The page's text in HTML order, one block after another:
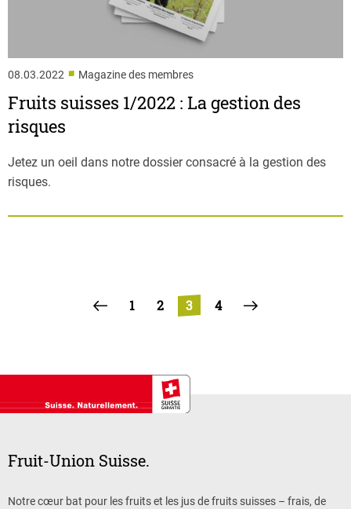
08.03.2022 ■ Magazine des membres
Fruits suisses 1/2022 : La gestion des
risques
Jetez un oeil dans notre dossier consacré à la gestion des
risques.
1 2 3 4
Fruit-Union Suisse.
Notre cœur bat pour les fruits et les jus de fruits suisses – frais, de